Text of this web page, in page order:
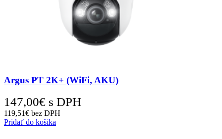
Argus PT 2K+ (WiFi, AKU)
147,00€ s DPH
119,51€ bez DPH
Pridať do košika